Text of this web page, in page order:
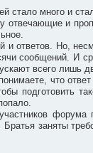
стало много и
отвечающие и
и ответов. Но,
сообщений. И
всего лишь
что
подготовить
форума
заняты